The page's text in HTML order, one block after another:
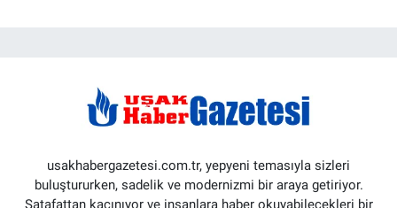
usakhabergazetesi.com.tr, yepyeni temasıyla sizleri
buluştururken, sadelik ve modernizmi bir araya getiriyor.
Şatafattan kaçınıyor ve insanlara haber okuyabilecekleri bir